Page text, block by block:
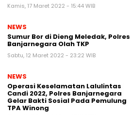
Kamis, 17 Maret 2022 - 15:44 WIB
NEWS
Sumur Bor di Dieng Meledak, Polres
Banjarnegara Olah TKP
Sabtu, 12 Maret 2022 - 23:22 WIB
NEWS
Operasi Keselamatan Lalulintas
Candi 2022, Polres Banjarnegara
Gelar Bakti Sosial Pada Pemulung
TPA Winong